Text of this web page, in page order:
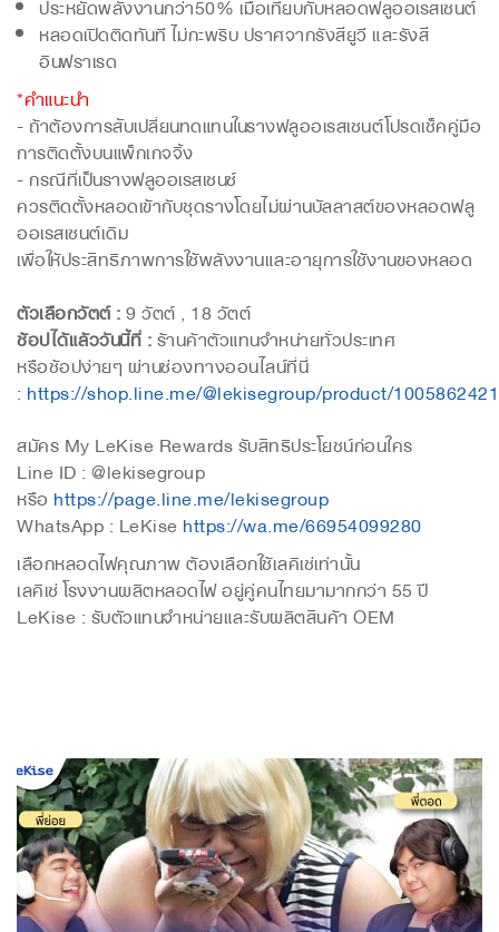
หลอดเปิดติดทันที ไม่กะพริบ ปราศจากรังสียูวี และรังสี
อินฟราเรด
*คำแนะนำ
- ถ้าต้องการสับเปลี่ยนทดแทนในรางฟลูออเรสเซนต์โปรดเช็คคู่มือ
การติดตั้งบนแพ็กเกจจิ้ง
- กรณีที่เป็นรางฟลูออเรสเซนซ์
ควรติดตั้งหลอดเข้ากับชุดรางโดยไม่ผ่านบัลลาสต์ของหลอดฟลู
ออเรสเซนต์เดิม
เพื่อให้ประสิทธิภาพการใช้พลังงานและอายุการใช้งานของหลอด
ตัวเลือกวัตต์ :9 วัตต์ , 18 วัตต์
ช้อปได้แล้ววันนี้ที่ :ร้านค้าตัวแทนจำหน่ายทั่วประเทศ
หรือช้อปง่ายๆ ผ่านช่องทางออนไลน์ที่นี่
: https://shop.line.me/@lekisegroup/product/1005862421
สมัคร My LeKise Rewards รับสิทธิประโยชน์ก่อนใคร
Line ID : @lekisegroup
หรือ https://page.line.me/lekisegroup
WhatsApp : LeKisehttps://wa.me/66954099280
เลือกหลอดไฟคุณภาพ ต้องเลือกใช้เลคิเซ่เท่านั้น
เลคิเซ่ โรงงานผลิตหลอดไฟ อยู่คู่คนไทยมามากกว่า 55 ปี
LeKise : รับตัวแทนจำหน่ายและรับผลิตสินค้า OEM